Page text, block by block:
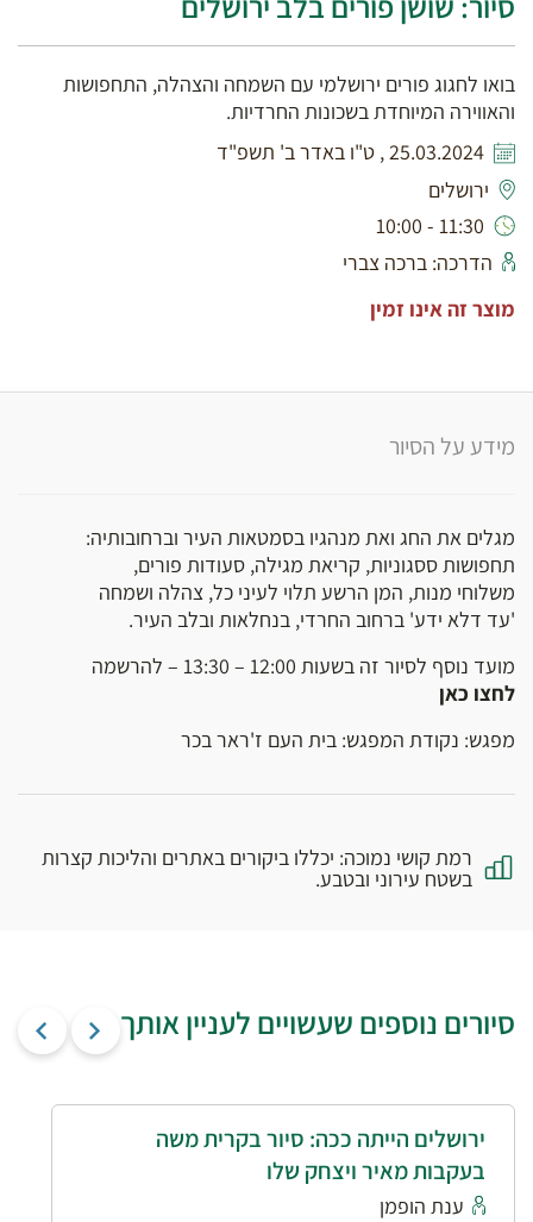
בואו לחגוג פורים ירושלמי עם השמחה והצהלה, התחפושות
והאווירה המיוחדת בשכונות החרדיות.
25.03.2024 , ט"ו באדר ב' תשפ"ד
ירושלים
11:30 - 10:00
הדרכה: ברכה צברי
מוצר זה אינו זמין
מידע על הסיור
מגלים את החג ואת מנהגיו בסמטאות העיר וברחובותיה:
תחפושות ססגוניות, קריאת מגילה, סעודות פורים,
משלוחי מנות, המן הרשע תלוי לעיני כל, צהלה ושמחה
'עד דלא ידע' ברחוב החרדי, בנחלאות ובלב העיר.
מועד נוסף לסיור זה בשעות 12:00 – 13:30 – להרשמה
לחצו כאן
מפגש: נקודת המפגש: בית העם ז'ראר בכר
רמת קושי נמוכה: יכללו ביקורים באתרים והליכות קצרות
בשטח עירוני ובטבע.
סיורים נוספים שעשויים לעניין אותך
ירושלים הייתה ככה: סיור בקרית משה
בעקבות מאיר ויצחק שלו
ענת הופמן